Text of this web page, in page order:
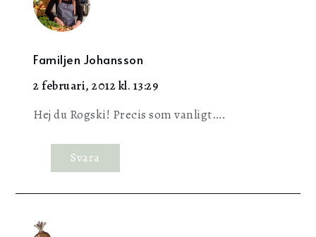
Familjen Johansson
2 februari, 2012 kl. 13:29
Hej du Rogski! Precis som vanligt….
Svara